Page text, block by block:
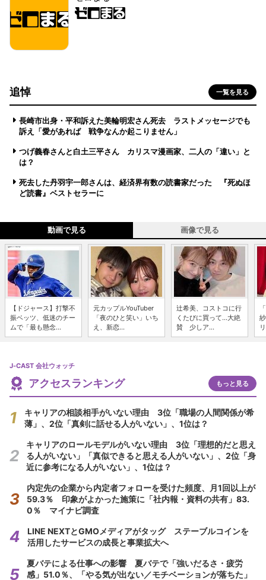
追悼 一覧を見る
長崎市出身・平和訴えた美輪明宏さん死去 ラストメッセージでも
訴え「愛があれば 戦争なんか起こりません」
つげ義春さんと白土三平さん カリスマ漫画家、二人の「違い」と
は？
死去した丹羽宇一郎さんは、経済界有数の読書家だった 『死ぬほ
ど読書』ベストセラーに
動画で見る 画像で見る
【ドジャース】打撃不
振ベッツ、低迷のチー
ムで「最も懸念...
元カップルYouTuber
「夜のひと笑い」いち
え、新恋...
辻希美、コストコに行
くたびに買って...大絶
賛 少しア...
J-CAST 会社ウォッチ
アクセスランキング もっと見る
キャリアの相談相手がいない理由 3位「職場の人間関係が希
薄」、2位「真剣に話せる人がいない」、1位は？
キャリアのロールモデルがいない理由 3位「理想的だと思え
る人がいない」「真似できると思える人がいない」、2位「身
近に参考になる人がいない」、1位は？
内定先の企業から内定者フォローを受けた頻度、月1回以上が
59.3％ 印象がよかった施策に「社内報・資料の共有」83.
0％ マイナビ調査
LINE NEXTとGMOメディアがタッグ ステーブルコインを
活用したサービスの成長と事業拡大へ
夏バテによる仕事への影響 夏バテで「強いだるさ・疲労
感」51.0％、「やる気が出ない／モチベーションが落ちた」